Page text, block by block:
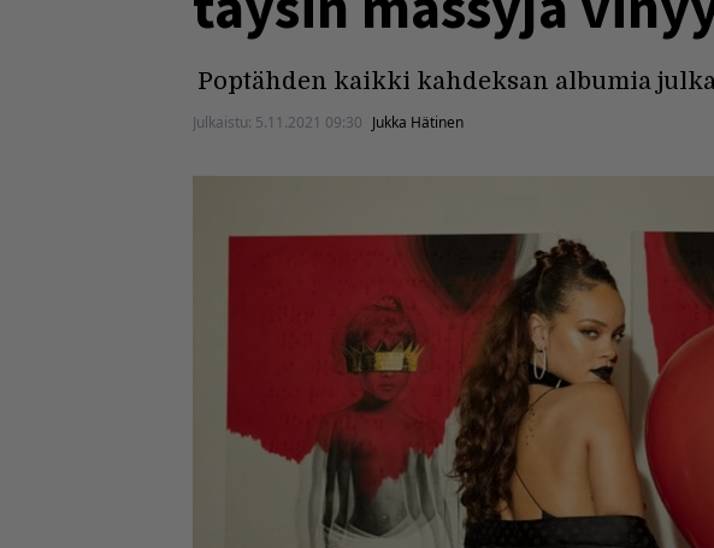
Poptähden kaikki kahdeksan albumia
Julkaistu: 5.11.2021 09:30 Jukka Hätinen